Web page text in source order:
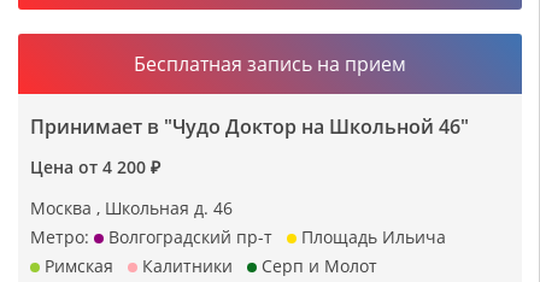
Бесплатная запись на прием
Принимает в "Чудо Доктор на Школьной 46"
Цена от 4 200 ₽
Москва , Школьная д. 46
Метро:
Волгоградский пр-т
Площадь Ильича
Римская
Калитники
Серп и Молот